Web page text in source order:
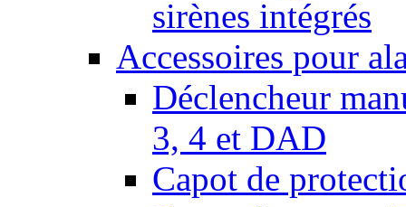
sirènes intégrés
Accessoires pour
Déclencheur
3, 4 et DAD
Capot de